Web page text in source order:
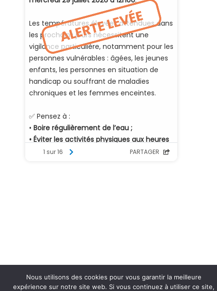
Nous utilisons des cookies pour vous garantir la meilleure
expérience sur notre site web. Si vous continuez à utiliser ce site,